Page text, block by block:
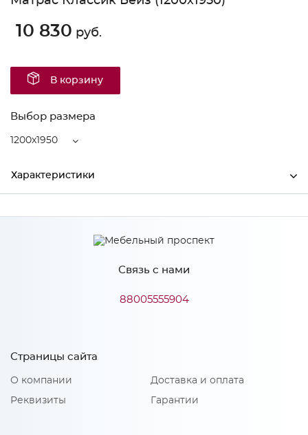
10 830 руб.
В корзину
Выбор размера
1200x1950
Характеристики
Ширина 1200
180
1950
Центрпласт
Особенности
Пружинный блок "Bonnell", пенополиуретан 15 мм,
термовойлок. Количество пружин на 1м2: 110. Диаметр
Связь с нами
88005555904
Страницы сайта
О компании
Реквизиты
Доставка и оплата
Гарантии